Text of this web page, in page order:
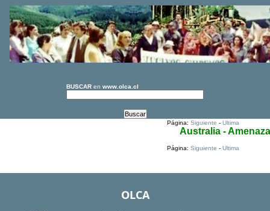
BUSCAR en www.olca.cl
Página:Siguiente -Ultima
Australia -
Página:Siguiente -Ultima
OLCA